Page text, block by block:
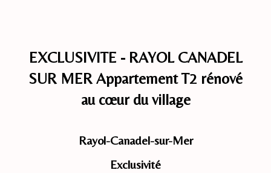
EXCLUSIVITE - RAYOL CANADEL
SUR MER Appartement T2 rénové
au cœur du village
Rayol-Canadel-sur-Mer
Exclusivité